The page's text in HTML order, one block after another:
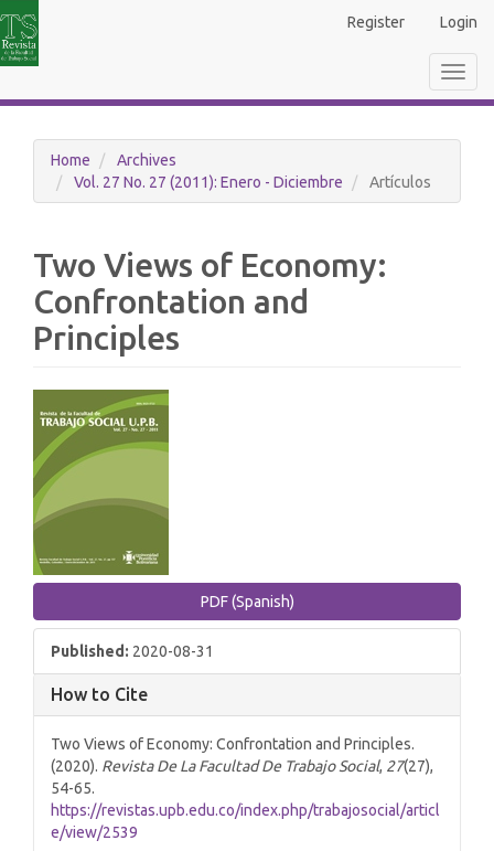
Sidebar
Register Login
Home
Archives
Vol. 27 No. 27 (2011): Enero - Diciembre
Artículos
Two Views of Economy:
Confrontation and
Principles
Article
Sidebar
PDF (Spanish)
Published: 2020-08-31
How to Cite
Two Views of Economy: Confrontation and Principles.
(2020). Revista De La Facultad De Trabajo Social, 27(27),
54-65.
https://revistas.upb.edu.co/index.php/trabajosocial/articl
e/view/2539